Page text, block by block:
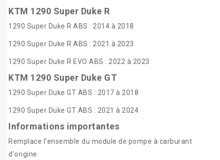
KTM 1290 Super Duke R
1290 Super Duke R ABS : 2014 à 2018
1290 Super Duke R ABS : 2021 à 2023
1290 Super Duke R EVO ABS : 2022 à 2023
KTM 1290 Super Duke GT
1290 Super Duke GT ABS : 2017 à 2018
1290 Super Duke GT ABS : 2021 à 2024
Informations importantes
Remplace l'ensemble du module de pompe à carburant
d'origine